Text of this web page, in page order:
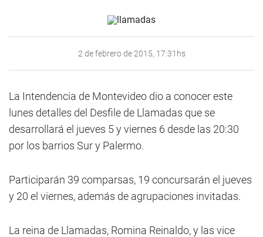
2 de febrero de 2015, 17:31hs
La Intendencia de Montevideo dio a conocer este
lunes detalles del Desfile de Llamadas que se
desarrollará el jueves 5 y viernes 6 desde las 20:30
por los barrios Sur y Palermo.
Participarán 39 comparsas, 19 concursarán el jueves
y 20 el viernes, además de agrupaciones invitadas.
La reina de Llamadas, Romina Reinaldo, y las vice